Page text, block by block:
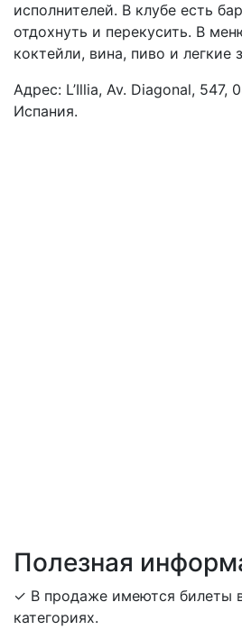
исполнителей. В клубе есть
отдохнуть и перекусить. В
коктейли, вина, пиво и легкие
Адрес: L’Illia, Av. Diagonal, 547,
Испания.
Полезная
✓ В продаже имеются билеты
категориях.